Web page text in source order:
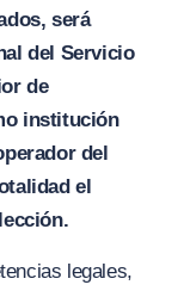
será
del Servicio
de
institución
del
el
legales,